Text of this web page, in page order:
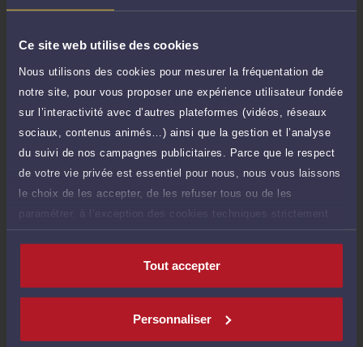
Ce site web utilise des cookies
Nous utilisons des cookies pour mesurer la fréquentation de
notre site, pour vous proposer une expérience utilisateur fondée
sur l’interactivité avec d’autres plateformes (vidéos, réseaux
sociaux, contenus animés…) ainsi que la gestion et l’analyse
du suivi de nos campagnes publicitaires. Parce que le respect
de votre vie privée est essentiel pour nous, nous vous laissons
le choix de les accepter, de les refuser tous ou de les
paramétrer, à l’exception des cookies techniques strictement
nécessaires au fonctionnement du site.
Tout accepter
Personnaliser
de 1.000 caractères)
Poser une question
Consultation écrite
Etude de votre dossier + possibilité
d'ajout d'une pièce jointe
200 €
TTC
Consulter par écrit
Voir sa Grille indicative des Honoraires
Droit commercial, des affaires et de la concurrence